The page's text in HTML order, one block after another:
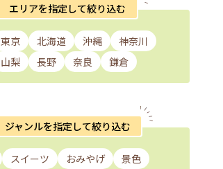
エリアを指定して絞り込む
東京 北海道 沖縄
神奈川
山梨 長野 奈良 鎌倉
ジャンルを指定して絞り込む
スイーツ おみやげ
景色